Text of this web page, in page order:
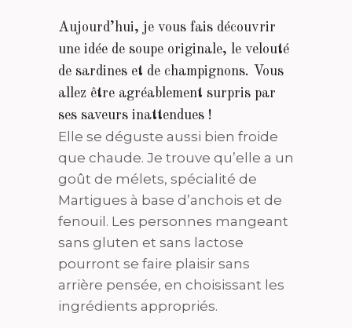
Aujourd’hui, je vous fais découvrir
une idée de soupe originale, le velouté
de sardines et de champignons. Vous
allez être agréablement surpris par
ses saveurs inattendues !
Elle se déguste aussi bien froide
que chaude. Je trouve qu’elle a un
goût de mélets, spécialité de
Martigues à base d’anchois et de
fenouil. Les personnes mangeant
sans gluten et sans lactose
pourront se faire plaisir sans
arrière pensée, en choisissant les
ingrédients appropriés.